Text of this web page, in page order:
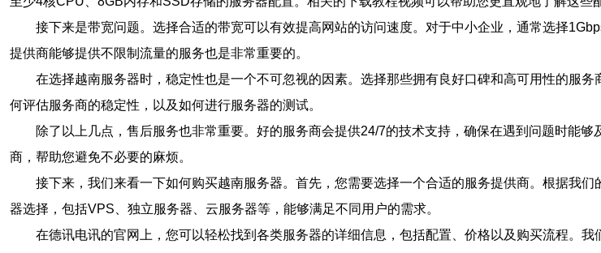
接下来是带宽问题。选择合适的带宽可以有效提高网站的访问速度。对于中小企业，通常选择
提供商能够提供不限制流量的服务也是非常重要的。
在选择越南服务器时，稳定性也是一个不可忽视的因素。选择那些拥有良好口碑和高可用性的服
何评估服务商的稳定性，以及如何进行服务器的测试。
除了以上几点，售后服务也非常重要。好的服务商会提供24/7的技术支持，确保在遇到问题时能
商，帮助您避免不必要的麻烦。
接下来，我们来看一下如何购买越南服务器。首先，您需要选择一个合适的服务提供商。根据我
器选择，包括VPS、独立服务器、云服务器等，能够满足不同用户的需求。
在德讯电讯的官网上，您可以轻松找到各类服务器的详细信息，包括配置、价格以及购买流程。